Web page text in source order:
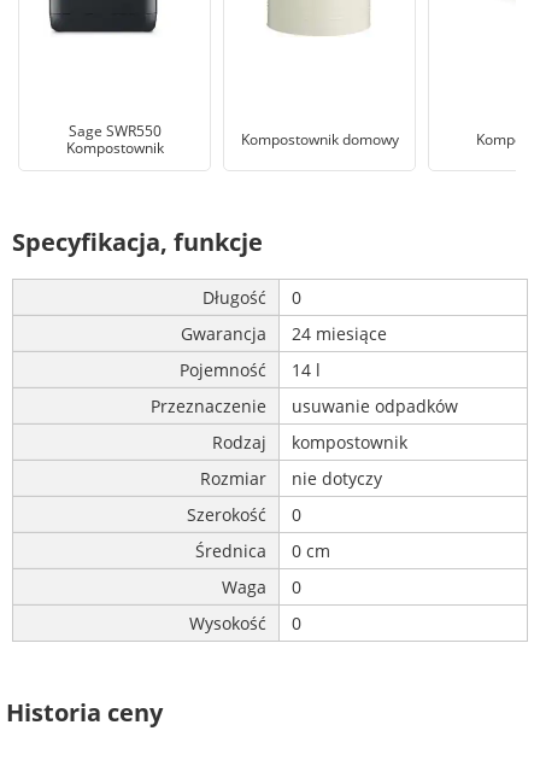
Sage SWR550
Kompostownik
Kompostownik domowy
Specyfikacja, funkcje
Długość
0
Gwarancja
24 miesiące
Pojemność
14 l
Przeznaczenie
usuwanie odpadków
Rodzaj
kompostownik
Rozmiar
nie dotyczy
Szerokość
0
Średnica
0 cm
Waga
0
Wysokość
0
Historia ceny